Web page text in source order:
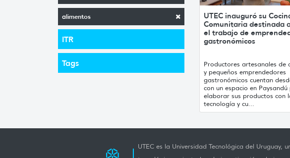
alimentos
ITR
Tags
UTEC inauguró su
Comunitaria destinada
el trabajo de
gastronómicos
Productores artesanales de
y pequeños emprendedores
gastronómicos cuentan
con un espacio en Paysandú
elaborar sus productos con
tecnología y cu...
UTEC es la Universidad Tecnológica del